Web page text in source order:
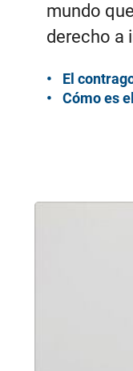
mundo
derecho a
El
Cómo es